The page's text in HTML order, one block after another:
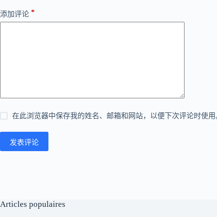
添加评论 *
在此浏览器中保存我的姓名、邮箱和网站，以便下次评论时使用
发表评论
Articles populaires